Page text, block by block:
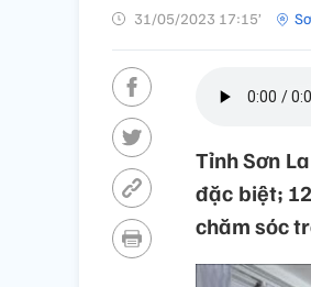
31/05/2023 17:15’
Tỉnh Sơn
đặc biệt;
chăm sóc